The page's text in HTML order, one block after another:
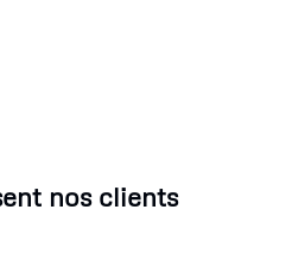
nos clients